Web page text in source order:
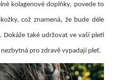
kolagenové doplňky, povede to
což znamená, že bude déle
také udržovat ve vaší pleti
pro zdravě vypadají pleť.